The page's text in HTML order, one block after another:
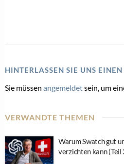
HINTERLASSEN SIE UNS
Sie müssen angemeldetsein, um
VERWANDTE THEMEN
Warum Swatch gut
verzichten kann (Teil